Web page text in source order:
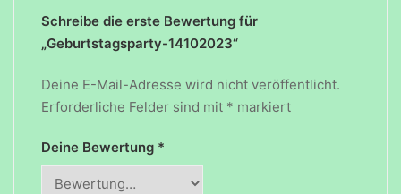
Schreibe die erste Bewertung für
„Geburtstagsparty-14102023“
Deine E-Mail-Adresse wird nicht veröffentlicht.
Erforderliche Felder sind mit * markiert
Deine Bewertung *